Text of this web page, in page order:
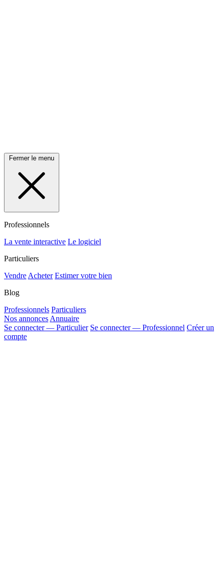
Fermer le menu
Professionnels
La vente interactive Le logiciel
Particuliers
Vendre Acheter Estimer votre bien
Blog
Professionnels Particuliers
Nos annonces Annuaire
Se connecter — Particulier Se connecter — Professionnel Créer un
compte